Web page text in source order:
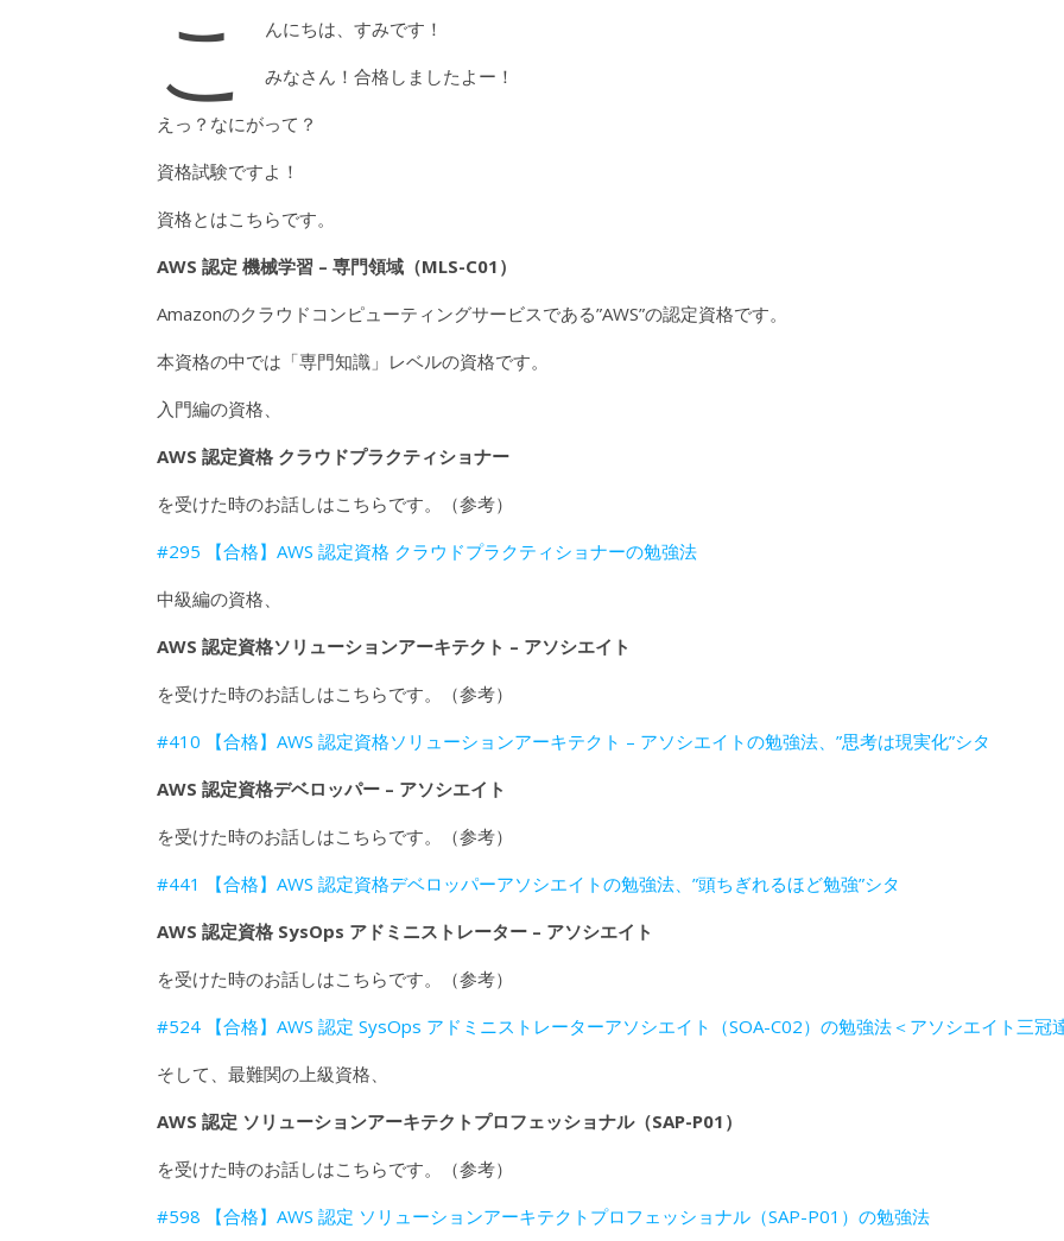
こ
んにちは、すみです！
みなさん！合格しましたよー！
えっ？なにがって？
資格試験ですよ！
資格とはこちらです。
AWS 認定 機械学習 – 専門領域（MLS-C01）
Amazonのクラウドコンピューティングサービスである”AWS”の認定資格です。
本資格の中では「専門知識」レベルの資格です。
入門編の資格、
AWS 認定資格 クラウドプラクティショナー
を受けた時のお話しはこちらです。（参考）
#295 【合格】AWS 認定資格 クラウドプラクティショナーの勉強法
中級編の資格、
AWS 認定資格ソリューションアーキテクト – アソシエイト
を受けた時のお話しはこちらです。（参考）
#410 【合格】AWS 認定資格ソリューションアーキテクト – アソシエイトの勉強法、”思考は現実化”シタ
AWS 認定資格デベロッパー – アソシエイト
を受けた時のお話しはこちらです。（参考）
#441 【合格】AWS 認定資格デベロッパーアソシエイトの勉強法、”頭ちぎれるほど勉強”シタ
AWS 認定資格 SysOps アドミニストレーター – アソシエイト
を受けた時のお話しはこちらです。（参考）
#524 【合格】AWS 認定 SysOps アドミニストレーターアソシエイト（SOA-C02）の勉強法＜アソシエイト三冠
そして、最難関の上級資格、
AWS 認定 ソリューションアーキテクトプロフェッショナル（SAP-P01）
を受けた時のお話しはこちらです。（参考）
#598 【合格】AWS 認定 ソリューションアーキテクトプロフェッショナル（SAP-P01）の勉強法